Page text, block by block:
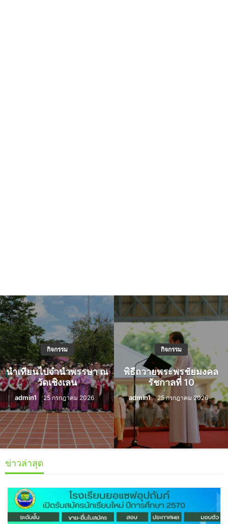
กิจกรรม
นำเทียนไปจำนำพรรษา ณ
วัดเชิงเลน
admin1 25 กรกฎาคม 2026
กิจกรรม
พิธีถวายพระพรชัยมงคล
รัชกาลที่ 10
admin1 25 กรกฎาคม 2026
ข่าวล่าสุด